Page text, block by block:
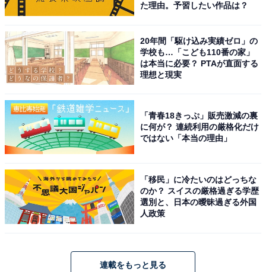
た理由。予習したい作品は？
20年間「駆け込み実績ゼロ」の
学校も…「こども110番の家」
は本当に必要？ PTAが直面する
理想と現実
「青春18きっぷ」販売激減の裏
に何が？ 連続利用の厳格化だけ
ではない「本当の理由」
「移民」に冷たいのはどっちな
のか？ スイスの厳格過ぎる学歴
選別と、日本の曖昧過ぎる外国
人政策
連載をもっと見る